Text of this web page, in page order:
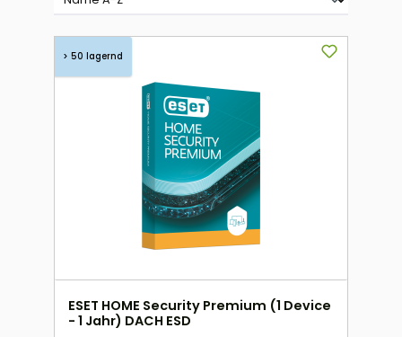
> 50 lagernd
ESET HOME Security Premium (1 Device
- 1 Jahr) DACH ESD